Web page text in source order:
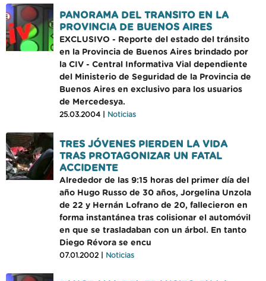
PANORAMA DEL TRANSITO EN LA
PROVINCIA DE BUENOS AIRES
EXCLUSIVO - Reporte del estado del tránsito
en la Provincia de Buenos Aires brindado por
la CIV - Central Informativa Vial dependiente
del Ministerio de Seguridad de la Provincia de
Buenos Aires en exclusivo para los usuarios
de Mercedesya.
25.03.2004 | Noticias
TRES JÓVENES PIERDEN LA VIDA
TRAS PROTAGONIZAR UN FATAL
ACCIDENTE
Alrededor de las 9:15 horas del primer día del
año Hugo Russo de 30 años, Jorgelina Unzola
de 22 y Hernán Lofrano de 20, fallecieron en
forma instantánea tras colisionar el automóvil
en que se trasladaban con un árbol. En tanto
Diego Révora se encu
07.01.2002 | Noticias